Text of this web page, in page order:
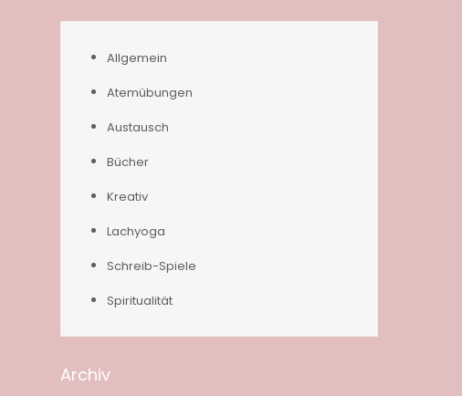
Allgemein
Atemübungen
Austausch
Bücher
Kreativ
Lachyoga
Schreib-Spiele
Spiritualität
Archiv